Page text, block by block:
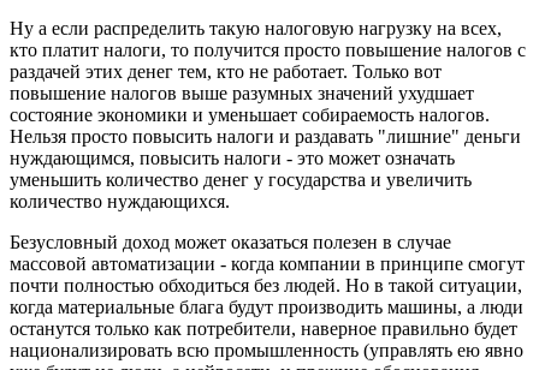
Ну а если распределить такую налоговую нагрузку на всех,
кто платит налоги, то получится просто повышение налогов с
раздачей этих денег тем, кто не работает. Только вот
повышение налогов выше разумных значений ухудшает
состояние экономики и уменьшает собираемость налогов.
Нельзя просто повысить налоги и раздавать "лишние" деньги
нуждающимся, повысить налоги - это может означать
уменьшить количество денег у государства и увеличить
количество нуждающихся.
Безусловный доход может оказаться полезен в случае
массовой автоматизации - когда компании в принципе смогут
почти полностью обходиться без людей. Но в такой ситуации,
когда материальные блага будут производить машины, а люди
останутся только как потребители, наверное правильно будет
национализировать всю промышленность (управлять ею явно